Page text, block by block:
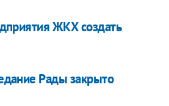
ЖКХ создать
Рады закрыто